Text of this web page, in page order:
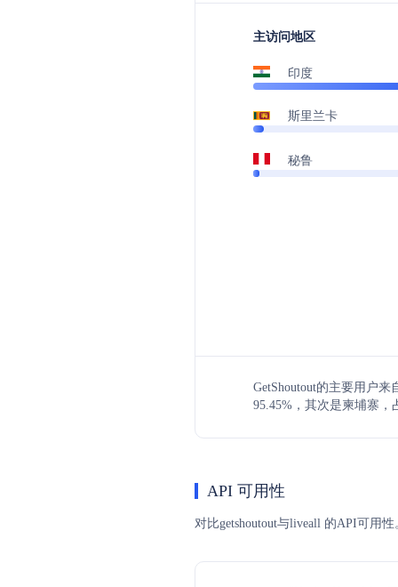
主访问地区
印度
斯里兰卡
秘鲁
GetShoutout的主要用户
95.45%，其次是柬埔寨，
API 可用性
对比getshoutout与liveall 的API可用